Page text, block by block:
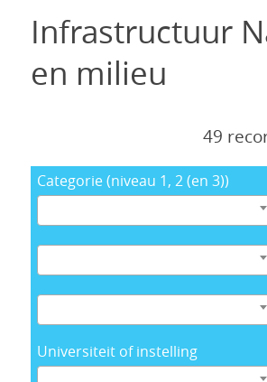
Infrastructuur
en milieu
49
Categorie (niveau 1, 2 (en 3))
Universiteit of instelling